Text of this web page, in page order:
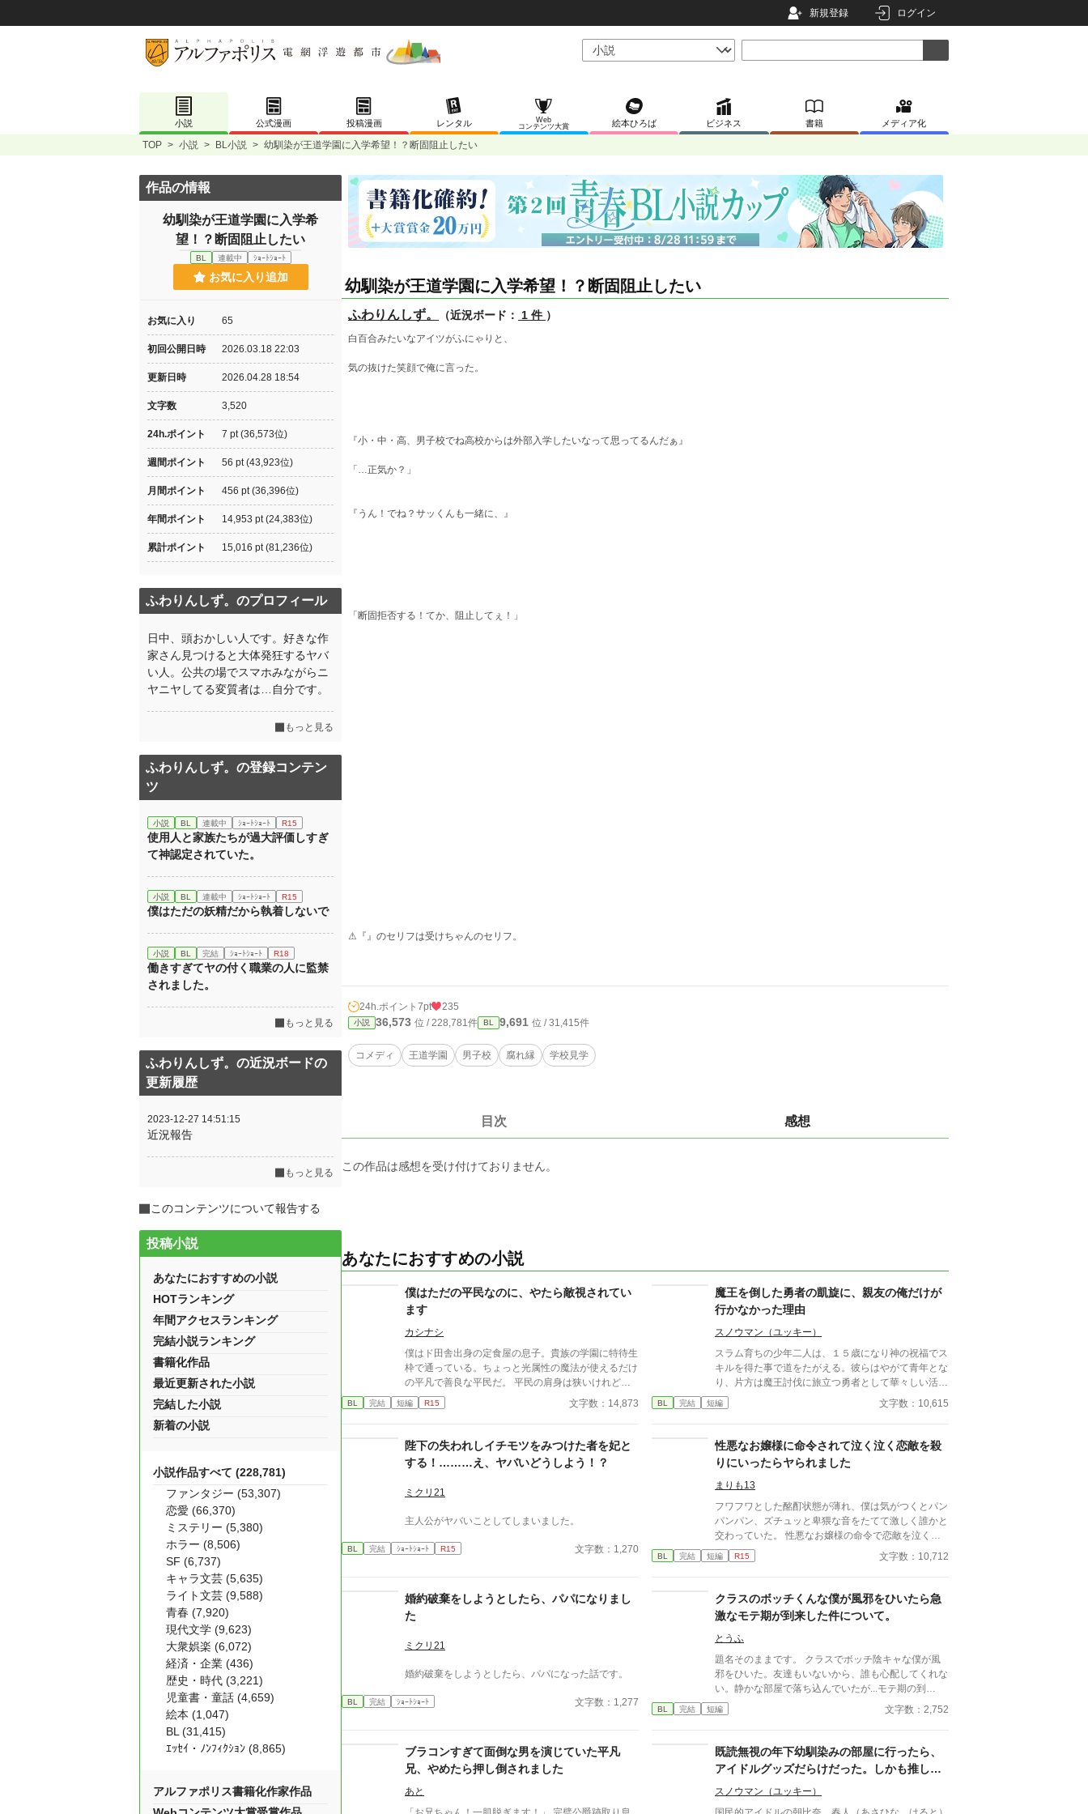
新規登録 ログイン
小説 公式漫画 投稿漫画 レンタル
Web
コンテンツ大賞
絵本ひろば ビジネス 書籍 メディア化
TOP > 小説 > BL小説 > 幼馴染が王道学園に入学希望！？断固阻止したい
幼馴染が王道学園に入学希望！？断固阻止したい
ふわりんしず。 （近況ボード： 1 件 ）
白百合みたいなアイツがふにゃりと、
気の抜けた笑顔で俺に言った。
『小・中・高、男子校でね高校からは外部入学したいなって思ってるんだぁ』
「…正気か？」
『うん！でね？サッくんも一緒に、』
「断固拒否する！てか、阻止してぇ！」
⚠︎『』のセリフは受けちゃんのセリフ。
24h.ポイント 7pt 235
小説 36,573 位 / 228,781件 BL 9,691 位 / 31,415件
コメディ 王道学園 男子校 腐れ縁 学校見学
目次 感想
この作品は感想を受け付けておりません。
あなたにおすすめの小説
僕はただの平民なのに、やたら敵視されてい
ます
カシナシ
僕はド田舎出身の定食屋の息子。貴族の学園に特待生
枠で通っている。ちょっと光属性の魔法が使えるだけ
の平凡で善良な平民だ。 平民の肩身は狭いけれど、
だんだん周りにも馴染んできた所。 真面目に勉強を
しているだけなのに、何故か公爵令嬢に目をつけられ
BL 完結 短編 R15 文字数：14,873
魔王を倒した勇者の凱旋に、親友の俺だけが
行かなかった理由
スノウマン（ユッキー）
スラム育ちの少年二人は、１５歳になり神の祝福でス
キルを得た事で道をたがえる。彼らはやがて青年とな
り、片方は魔王討伐に旅立つ勇者として華々しい活躍
をし、もう片方はただ彼の帰還を待つ相変わらずスラ
ム暮らしの存在となる。 これは何も持たない青年が
覚両片想いの勇者×親友。 読了後、もう一度だけ読み
直して頂けると何か見える世界が変わるかもしれませ
ん。
BL 完結 短編 文字数：10,615
陛下の失われしイチモツをみつけた者を妃と
する！………え、ヤバいどうしよう！？
ミクリ21
主人公がヤバいことしてしまいました。
BL 完結 ｼｮｰﾄｼｮｰﾄ R15 文字数：1,270
性悪なお嬢様に命令されて泣く泣く恋敵を殺
りにいったらヤられました
まりも13
フワフワとした酩酊状態が薄れ、僕は気がつくとパン
パンパン、ズチュッと卑猥な音をたてて激しく誰かと
交わっていた。 性悪なお嬢様の命令で恋敵を泣く泣
く殺りに行ったら逆にヤラれちゃった、ちょっとアホ
な子の話です。 （ムーンライトノベルにも掲載して
BL 完結 短編 R15 文字数：10,712
婚約破棄をしようとしたら、パパになりまし
た
ミクリ21
婚約破棄をしようとしたら、パパになった話です。
BL 完結 ｼｮｰﾄｼｮｰﾄ 文字数：1,277
クラスのボッチくんな僕が風邪をひいたら急
激なモテ期が到来した件について。
とうふ
題名そのままです。 クラスでボッチ陰キャな僕が風
邪をひいた。友達もいないから、誰も心配してくれな
い。静かな部屋で落ち込んでいたが...モテ期の到
来！？いつも無視してたクラスの人が、先生が、先輩
が、部屋に押しかけてきた！あの、僕風邪なんですけ
BL 完結 短編 文字数：2,752
ブラコンすぎて面倒な男を演じていた平凡
兄、やめたら押し倒されました
あと
既読無視の年下幼馴染みの部屋に行ったら、
アイドルグッズだらけだった。しかも推しは
俺
スノウマン（ユッキー）
作品の情報
幼馴染が王道学園に入学希
望！？断固阻止したい
BL 連載中 ｼｮｰﾄｼｮｰﾄ
お気に入り追加
お気に入り 65
初回公開日時 2026.03.18 22:03
更新日時 2026.04.28 18:54
文字数 3,520
24h.ポイント 7 pt (36,573位)
週間ポイント 56 pt (43,923位)
月間ポイント 456 pt (36,396位)
年間ポイント 14,953 pt (24,383位)
累計ポイント 15,016 pt (81,236位)
ふわりんしず。のプロフィール
日中、頭おかしい人です。好きな作
家さん見つけると大体発狂するヤバ
い人。公共の場でスマホみながらニ
ヤニヤしてる変質者は…自分です。
もっと見る
ふわりんしず。の登録コンテン
ツ
小説 BL 連載中 ｼｮｰﾄｼｮｰﾄ R15
使用人と家族たちが過大評価しすぎ
て神認定されていた。
小説 BL 連載中 ｼｮｰﾄｼｮｰﾄ R15
僕はただの妖精だから執着しないで
小説 BL 完結 ｼｮｰﾄｼｮｰﾄ R18
働きすぎてヤの付く職業の人に監禁
されました。
もっと見る
ふわりんしず。の近況ボードの
更新履歴
2023-12-27 14:51:15
近況報告
もっと見る
このコンテンツについて報告する
投稿小説
あなたにおすすめの小説
HOTランキング
年間アクセスランキング
完結小説ランキング
書籍化作品
最近更新された小説
完結した小説
新着の小説
小説作品すべて (228,781)
ファンタジー (53,307)
恋愛 (66,370)
ミステリー (5,380)
ホラー (8,506)
SF (6,737)
キャラ文芸 (5,635)
ライト文芸 (9,588)
青春 (7,920)
現代文学 (9,623)
大衆娯楽 (6,072)
経済・企業 (436)
歴史・時代 (3,221)
児童書・童話 (4,659)
絵本 (1,047)
BL (31,415)
ｴｯｾｲ・ﾉﾝﾌｨｸｼｮﾝ (8,865)
アルファポリス書籍化作家作品